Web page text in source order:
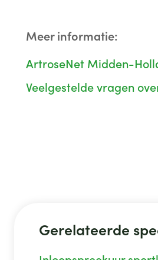
Meer informatie:
ArtroseNet Midden-
Veelgestelde vragen
Gerelateerde